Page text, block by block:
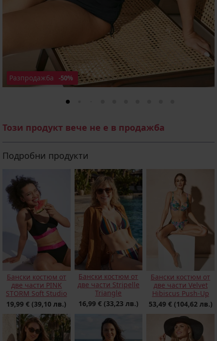
Разпродажба -50%
Този продукт вече не е в продажба
Подробни продукти
Бански костюм от
две части PINK
STORM Soft Studio
19,99 € (39,10 лв.)
Бански костюм от
две части Stripelle
Triangle
16,99 € (33,23 лв.)
Бански костюм от
две части Velvet
Hibiscus Push-Up
53,49 € (104,62 лв.)